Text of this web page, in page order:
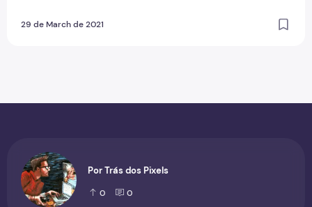
29 de March de 2021
Por Trás dos Pixels
0 0